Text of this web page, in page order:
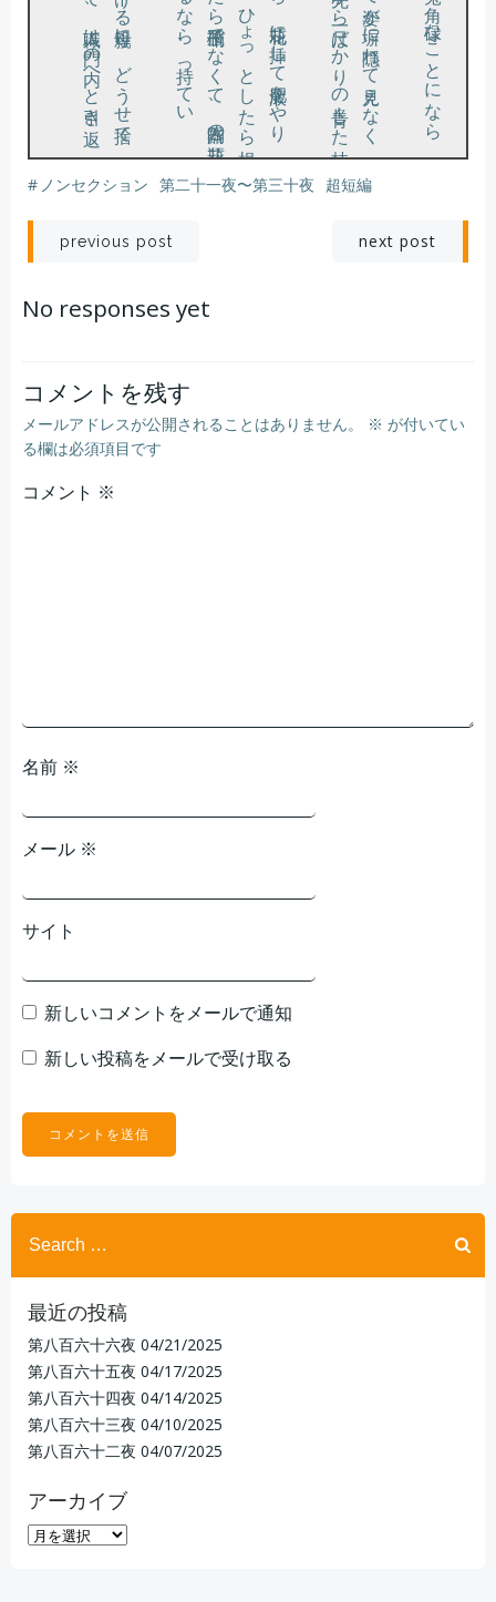
そんな夢を見た。
# ノンセクション 第二十一夜〜第三十夜 超短編
投
稿
ビ
ゲ
ー
previous post
ビ
next post
No responses yet
コメントを残す
メールアドレスが公開されることはありません。 ※ が付いてい
る欄は必須項目です
コメント ※
名前 ※
メール ※
サイト
新しいコメントをメールで通知
新しい投稿をメールで受け取る
Search
for:
最近の投稿
第八百六十六夜 04/21/2025
第八百六十五夜 04/17/2025
第八百六十四夜 04/14/2025
第八百六十三夜 04/10/2025
第八百六十二夜 04/07/2025
アーカイブ
ア